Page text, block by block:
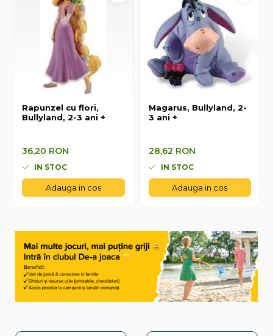
Rapunzel cu flori,
Bullyland, 2-3 ani +
36,20 RON
IN STOC
Adauga in cos
Magarus, Bullyland, 2-
3 ani +
28,62 RON
IN STOC
Adauga in cos